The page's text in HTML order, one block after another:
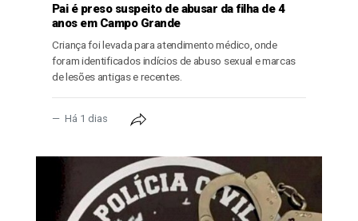
Pai é preso suspeito de abusar da filha de 4
anos em Campo Grande
Criança foi levada para atendimento médico, onde
foram identificados indícios de abuso sexual e marcas
de lesões antigas e recentes.
Há 1 dias